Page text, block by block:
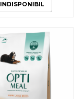
INDISPONIBIL